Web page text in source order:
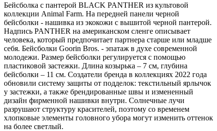
Бейсболка с пантерой BLACK PANTHER из культовой
коллекции Animal Farm. На передней панели черной
бейсболки - нашивка из экокожи с вышитой черной пантерой.
Надпись PANTHER на американском сленге описывает
человека, который предпочитает партнера старше или младше
себя. Бейсболки Goorin Bros. - эпатаж в духе современной
молодежи. Размер бейсболки регулируется с помощью
пластиковой застежки. Длина козырька – 7 см, глубина
бейсболки – 11 см. Создатели бренда в коллекциях 2022 года
обновили систему защиты от подделок: текстильный ярлычок
у застежки, а также брендированные швы и измененный
дизайн фирменной нашивки внутри. Солнечные лучи
разрушают структуру красителей, поэтому со временем
хлопковые элементы головного убора могут изменить оттенок
на более светлый.